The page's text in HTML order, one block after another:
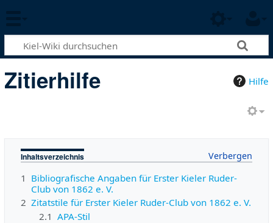
Hilfe
Zitierhilfe
Inhaltsverzeichnis
1 Bibliografische Angaben für Erster Kieler Ruder-
Club von 1862 e. V.
2 Zitatstile für Erster Kieler Ruder-Club von 1862 e. V.
2.1 APA-Stil